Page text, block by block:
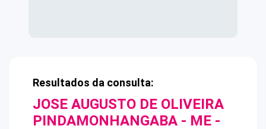
Resultados da consulta:
JOSE AUGUSTO DE OLIVEIRA
PINDAMONHANGABA - ME -